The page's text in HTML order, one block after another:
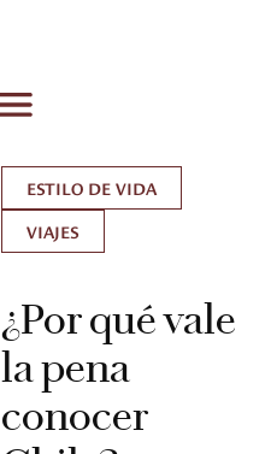
ESTILO DE VIDA
VIAJES
¿Por qué vale
la pena
conocer